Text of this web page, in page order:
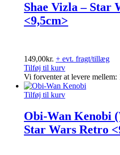
Shae Vizla – Star
<9,5cm>
149,00kr. + evt. fragt/tillæg
Tilføj til kurv
Vi forventer at levere mellem:
Tilføj til kurv
Obi-Wan Kenobi
Star Wars Retro